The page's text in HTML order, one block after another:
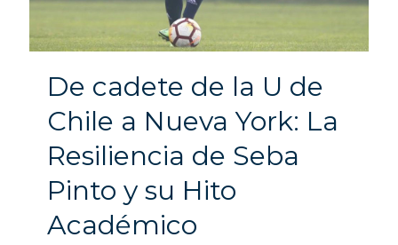
De cadete de la U de
Chile a Nueva York: La
Resiliencia de Seba
Pinto y su Hito
Académico